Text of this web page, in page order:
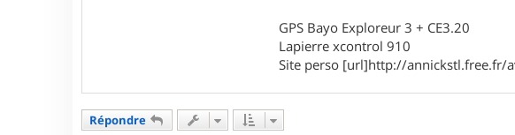
x
o
u
GPS Bayo Exploreur 3 + CE3.20
Lapierre xcontrol 910
Site perso [url]http://annickstl.free.fr/
Répondre